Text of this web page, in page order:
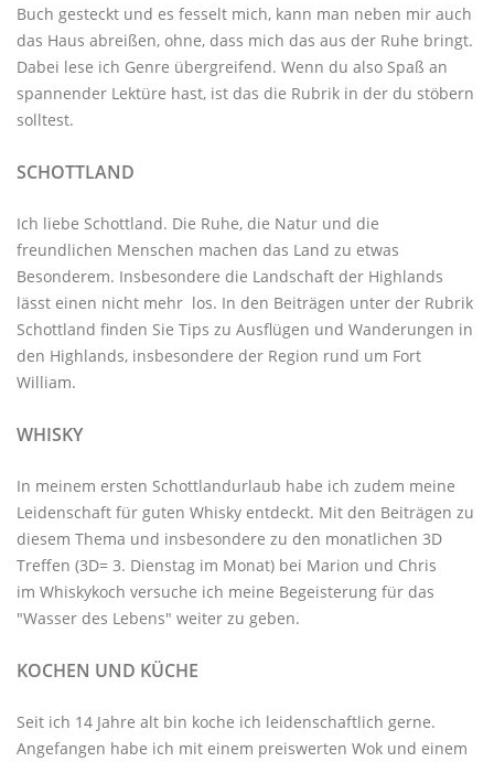
Buch gesteckt und es fesselt mich, kann man neben mir auch
das Haus abreißen, ohne, dass mich das aus der Ruhe bringt.
Dabei lese ich Genre übergreifend. Wenn du also Spaß an
spannender Lektüre hast, ist das die Rubrik in der du stöbern
solltest.
SCHOTTLAND
Ich liebe Schottland. Die Ruhe, die Natur und die
freundlichen Menschen machen das Land zu etwas
Besonderem. Insbesondere die Landschaft der Highlands
lässt einen nicht mehr los. In den Beiträgen unter der Rubrik
Schottland finden Sie Tips zu Ausflügen und Wanderungen in
den Highlands, insbesondere der Region rund um Fort
William.
WHISKY
In meinem ersten Schottlandurlaub habe ich zudem meine
Leidenschaft für guten Whisky entdeckt. Mit den Beiträgen zu
diesem Thema und insbesondere zu den monatlichen 3D
Treffen (3D= 3. Dienstag im Monat) bei Marion und Chris
im Whiskykoch versuche ich meine Begeisterung für das
"Wasser des Lebens" weiter zu geben.
KOCHEN UND KÜCHE
Seit ich 14 Jahre alt bin koche ich leidenschaftlich gerne.
Angefangen habe ich mit einem preiswerten Wok und einem